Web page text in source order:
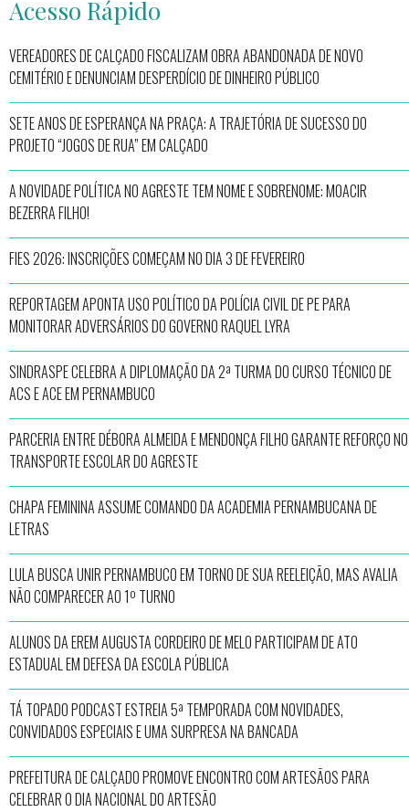
Acesso Rápido
VEREADORES DE CALÇADO FISCALIZAM OBRA ABANDONADA DE NOVO
CEMITÉRIO E DENUNCIAM DESPERDÍCIO DE DINHEIRO PÚBLICO
SETE ANOS DE ESPERANÇA NA PRAÇA: A TRAJETÓRIA DE SUCESSO DO
PROJETO “JOGOS DE RUA” EM CALÇADO
A NOVIDADE POLÍTICA NO AGRESTE TEM NOME E SOBRENOME: MOACIR
BEZERRA FILHO!
FIES 2026: INSCRIÇÕES COMEÇAM NO DIA 3 DE FEVEREIRO
REPORTAGEM APONTA USO POLÍTICO DA POLÍCIA CIVIL DE PE PARA
MONITORAR ADVERSÁRIOS DO GOVERNO RAQUEL LYRA
SINDRASPE CELEBRA A DIPLOMAÇÃO DA 2ª TURMA DO CURSO TÉCNICO DE
ACS E ACE EM PERNAMBUCO
PARCERIA ENTRE DÉBORA ALMEIDA E MENDONÇA FILHO GARANTE REFORÇO NO
TRANSPORTE ESCOLAR DO AGRESTE
CHAPA FEMININA ASSUME COMANDO DA ACADEMIA PERNAMBUCANA DE
LETRAS
LULA BUSCA UNIR PERNAMBUCO EM TORNO DE SUA REELEIÇÃO, MAS AVALIA
NÃO COMPARECER AO 1º TURNO
ALUNOS DA EREM AUGUSTA CORDEIRO DE MELO PARTICIPAM DE ATO
ESTADUAL EM DEFESA DA ESCOLA PÚBLICA
TÁ TOPADO PODCAST ESTREIA 5ª TEMPORADA COM NOVIDADES,
CONVIDADOS ESPECIAIS E UMA SURPRESA NA BANCADA
PREFEITURA DE CALÇADO PROMOVE ENCONTRO COM ARTESÃOS PARA
CELEBRAR O DIA NACIONAL DO ARTESÃO